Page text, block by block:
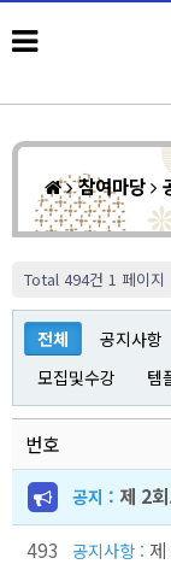
참여마당
Total 494건 1 페이지
전체 공지사항
모집및수강
템
번호
공지 : 제 2
493 공지사항 :